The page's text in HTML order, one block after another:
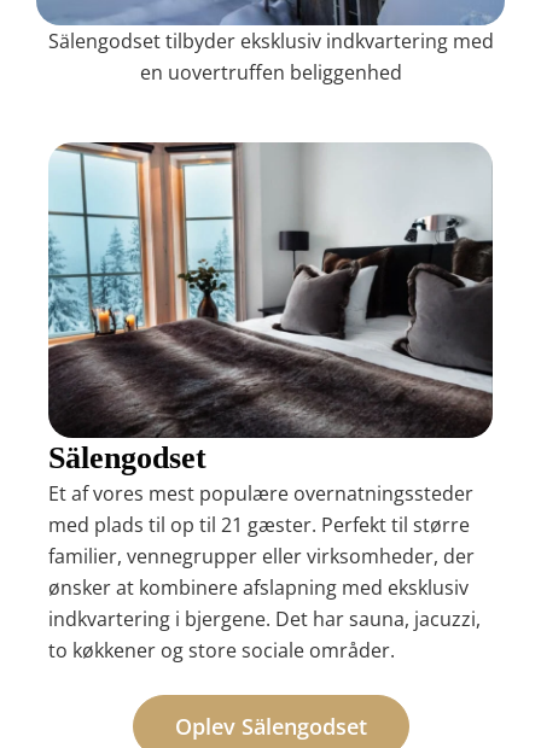
Sälengodset tilbyder eksklusiv indkvartering med
en uovertruffen beliggenhed
Sälengodset
Et af vores mest populære overnatningssteder
med plads til op til 21 gæster. Perfekt til større
familier, vennegrupper eller virksomheder, der
ønsker at kombinere afslapning med eksklusiv
indkvartering i bjergene. Det har sauna, jacuzzi,
to køkkener og store sociale områder.
Oplev Sälengodset